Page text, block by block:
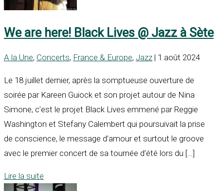
We are here! Black Lives @ Jazz à Sète
A la Une, Concerts, France & Europe, Jazz | 1 août 2024
Le 18 juillet dernier, après la somptueuse ouverture de
soirée par Kareen Guiock et son projet autour de Nina
Simone, c’est le projet Black Lives emmené par Reggie
Washington et Stefany Calembert qui poursuivait la prise
de conscience, le message d’amour et surtout le groove
avec le premier concert de sa tournée d’été lors du […]
Lire la suite